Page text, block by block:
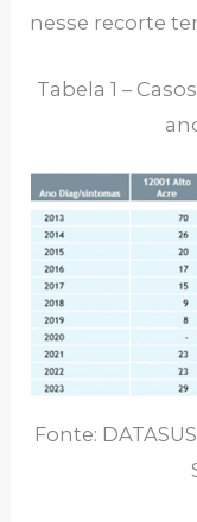
nesse recorte
Tabela 1 –
Fonte: